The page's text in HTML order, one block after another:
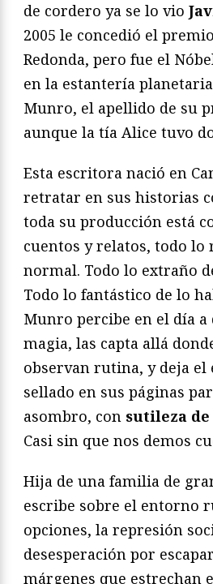
de cordero ya se lo vio
2005 le concedió el
Redonda, pero fue el
en la estantería
Munro, el apellido de su
aunque la tía Alice tuvo
Esta escritora nació en
retratar en sus historias
toda su producción está
cuentos y relatos, todo lo
normal. Todo lo extraño
Todo lo fantástico de lo
Munro percibe en el día a
magia, las capta allá
observan rutina, y deja el
sellado en sus páginas
asombro, con sutileza
Casi sin que nos demos
Hija de una familia de
escribe sobre el entorno
opciones, la represión
desesperación por
márgenes que estrechan